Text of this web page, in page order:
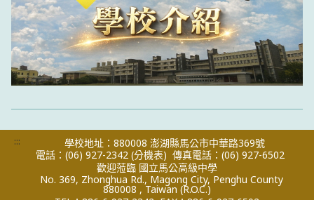
:::
學校地址：880008 澎湖縣馬公市中華路369號
電話：(06) 927-2342 (分機表) 傳真電話：(06) 927-6502
歡迎蒞臨 國立馬公高級中學
No. 369, Zhonghua Rd., Magong City, Penghu County
880008 , Taiwan (R.O.C.)